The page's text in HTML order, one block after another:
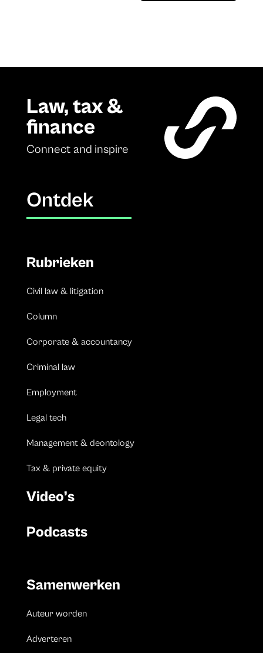
Law, tax &
finance
Connect and inspire
Ontdek
Rubrieken
Civil law & litigation
Column
Corporate & accountancy
Criminal law
Employment
Legal tech
Management & deontology
Tax & private equity
Video’s
Podcasts
Samenwerken
Auteur worden
Adverteren